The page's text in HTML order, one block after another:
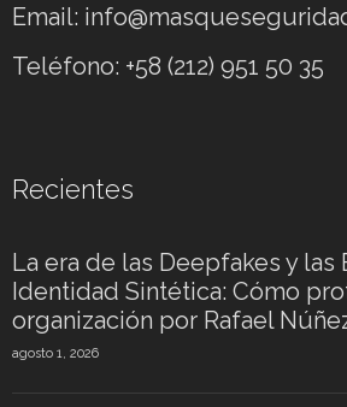
Email:
Teléfono: +58 (212) 951 50 35
Recientes
La era de las Deepfakes y las
Identidad Sintética: Cómo
organización por Rafael
agosto 1, 2026